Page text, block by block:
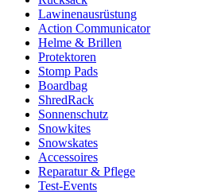
Lawinenausrüstung
Action Communicator
Helme & Brillen
Protektoren
Stomp Pads
Boardbag
ShredRack
Sonnenschutz
Snowkites
Snowskates
Accessoires
Reparatur & Pflege
Test-Events